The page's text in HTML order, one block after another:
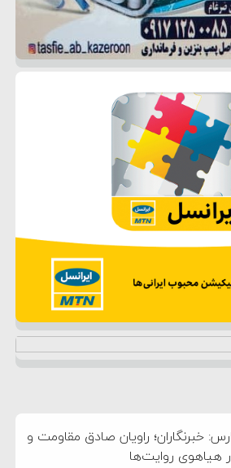
خبرنگاران؛ راویان صادق مقاومت و
هیاهوی روایت‌ها